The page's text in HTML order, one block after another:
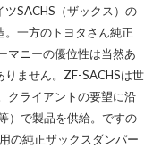
SACHS（ザックス）の
一方のトヨタさん純正
マニーの優位性は当然あ
りません。ZF-SACHSは世
クライアントの要望に沿
）で製品を供給。ですの
の純正ザックスダンパー